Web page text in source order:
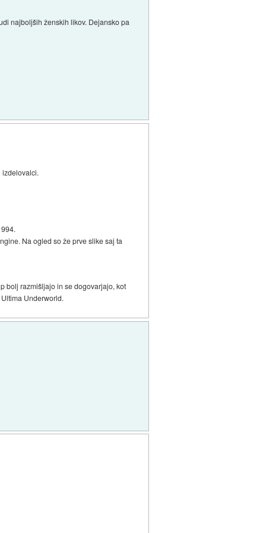
najboljših ženskih likov. Dejansko pa
izdelovalci.
Na ogled so že prve slike saj ta
bolj razmišljajo in se dogovarjajo, kot
Underworld.